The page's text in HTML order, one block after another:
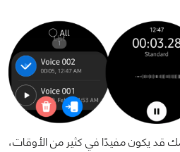
يكون مفيدًا في كثير من الأوقات،